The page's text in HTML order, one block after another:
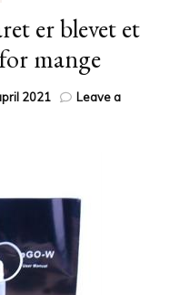
er blevet et
mange
2021
Leave a